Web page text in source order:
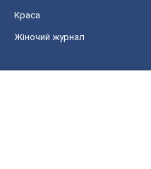
Краса
Жіночий журнал